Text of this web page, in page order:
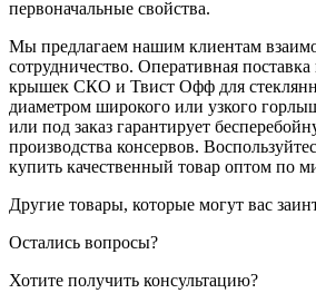
первоначальные свойства.
Мы предлагаем нашим клиентам
сотрудничество. Оперативная
крышек СКО и Твист Офф для
диаметром широкого или узкого
или под заказ гарантирует
производства консервов.
купить качественный товар оптом по
Другие товары, которые могут вас
Остались вопросы?
Хотите получить консультацию?